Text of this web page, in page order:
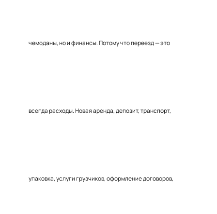
чемоданы, но и финансы. Потому что переезд — это
всегда расходы. Новая аренда, депозит, транспорт,
упаковка, услуги грузчиков, оформление договоров,